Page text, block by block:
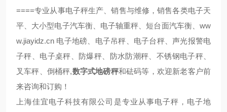
====专业从事电子秤生产、销售与维修，销售各类电子天
平、大小型电子汽车衡、电子轴重秤、短台面汽车衡、 ww
w.jiayidz.cn 电子地磅、电子吊秤、电子台秤、声光报警电
子秤、电子桌秤、防爆秤、防水防潮秤、不锈钢电子秤、
叉车秤、倒桶秤,数字式地磅秤和砝码等，欢迎新老客户前
来咨询和订购！
上海佳宜电子科技有限公司是专业从事电子秤，电子地